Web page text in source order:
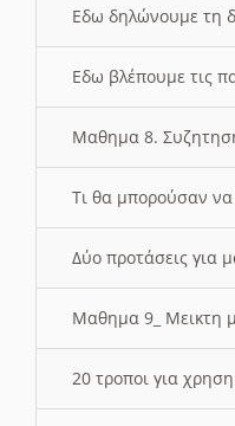
Εδω δηλώνουμε τη
Εδω βλέπουμε τις
Μαθημα 8.
Τι θα μπορούσαν
Δύο προτάσεις για
Μαθημα 9_ Μεικτη
20 τροποι για